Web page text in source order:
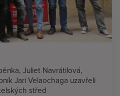
Juliet Navrátilová,
Jari Velaochaga uzavřeli
střed